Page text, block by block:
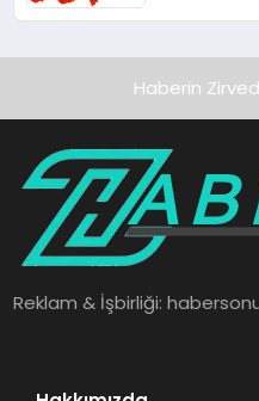
Haberin
Reklam & İşbirliği: